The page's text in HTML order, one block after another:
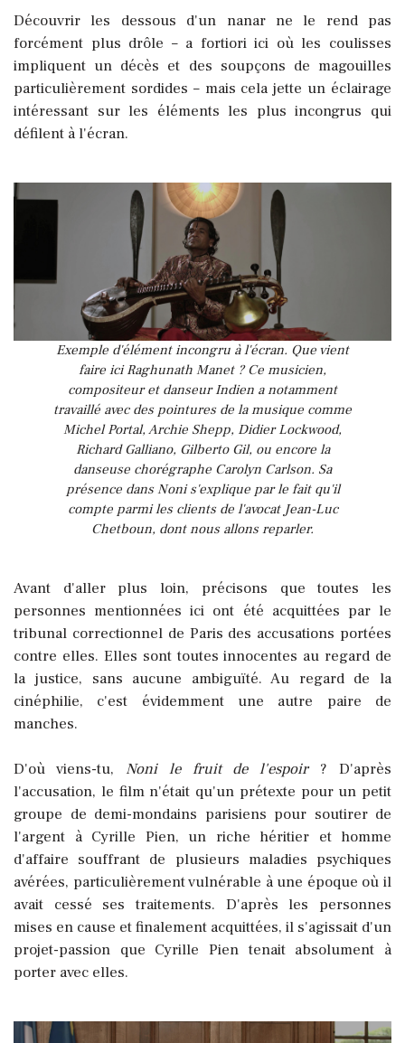
Découvrir les dessous d'un nanar ne le rend pas
forcément plus drôle – a fortiori ici où les coulisses
impliquent un décès et des soupçons de magouilles
particulièrement sordides – mais cela jette un éclairage
intéressant sur les éléments les plus incongrus qui
défilent à l'écran.
Exemple d'élément incongru à l'écran. Que vient
faire ici Raghunath Manet ? Ce musicien,
compositeur et danseur Indien a notamment
travaillé avec des pointures de la musique comme
Michel Portal, Archie Shepp, Didier Lockwood,
Richard Galliano, Gilberto Gil, ou encore la
danseuse chorégraphe Carolyn Carlson. Sa
présence dans Noni s'explique par le fait qu'il
compte parmi les clients de l'avocat Jean-Luc
Chetboun, dont nous allons reparler.
Avant d'aller plus loin, précisons que toutes les
personnes mentionnées ici ont été acquittées par le
tribunal correctionnel de Paris des accusations portées
contre elles. Elles sont toutes innocentes au regard de
la justice, sans aucune ambiguïté. Au regard de la
cinéphilie, c'est évidemment une autre paire de
manches.
D'où viens-tu, Noni le fruit de l'espoir? D'après
l'accusation, le film n'était qu'un prétexte pour un petit
groupe de demi-mondains parisiens pour soutirer de
l'argent à Cyrille Pien, un riche héritier et homme
d'affaire souffrant de plusieurs maladies psychiques
avérées, particulièrement vulnérable à une époque où il
avait cessé ses traitements. D'après les personnes
mises en cause et finalement acquittées, il s'agissait d'un
projet-passion que Cyrille Pien tenait absolument à
porter avec elles.